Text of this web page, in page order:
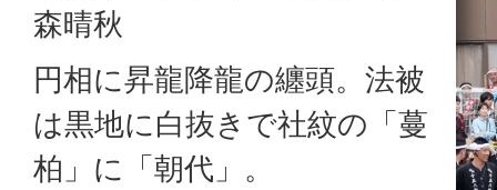
森晴秋
円相に昇龍降龍の纏頭。法被
は黒地に白抜きで社紋の「蔓
柏」に「朝代」。